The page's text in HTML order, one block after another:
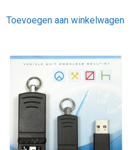
Toevoegen aan winkelwagen